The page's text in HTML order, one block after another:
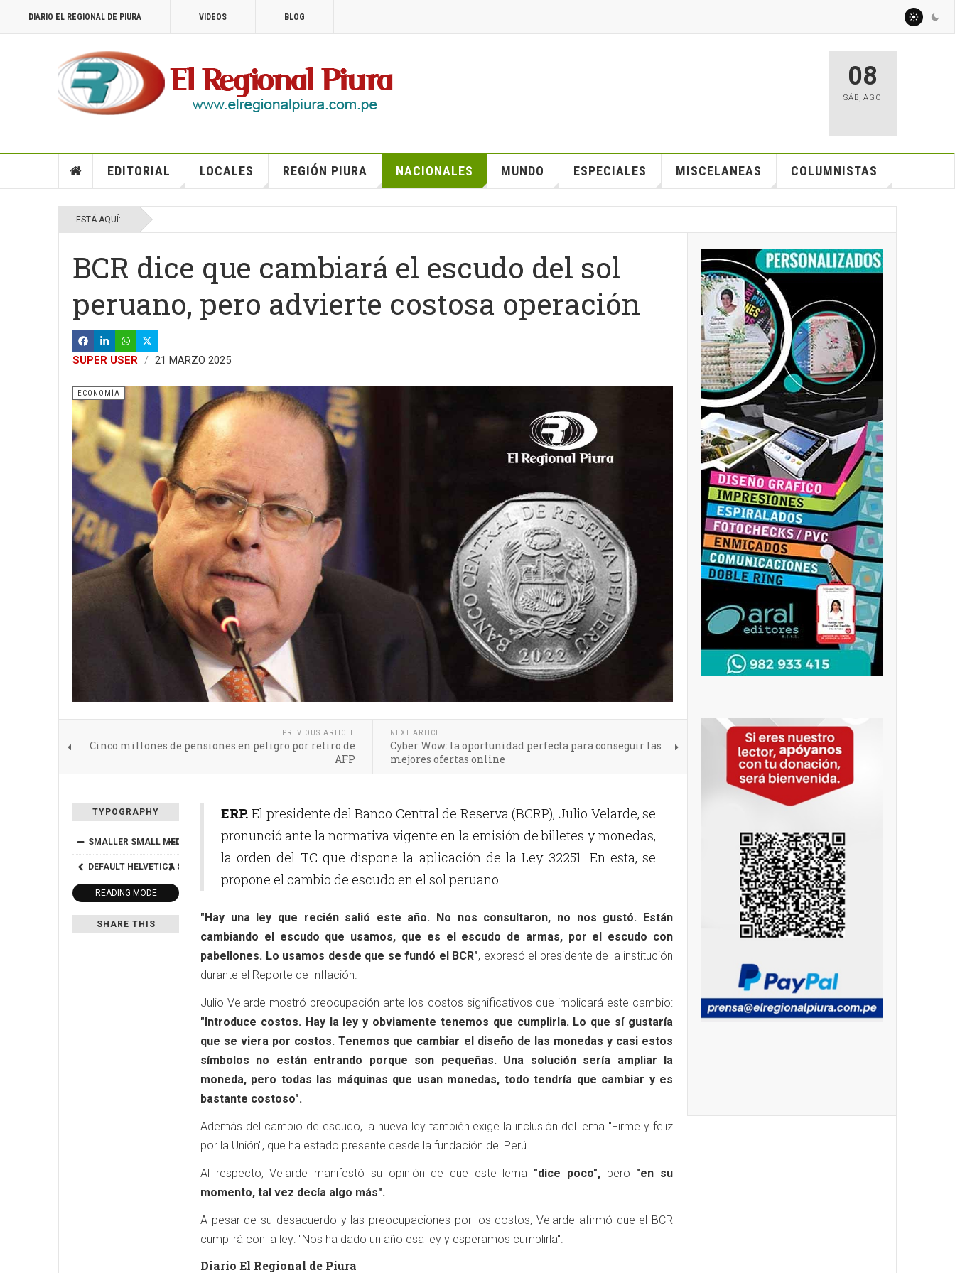
DIARIO EL REGIONAL DE PIURA VIDEOS BLOG
08
SÁB, AGO
EDITORIAL LOCALES REGIÓN PIURA NACIONALES MUNDO ESPECIALES MISCELANEAS COLUMNISTAS
ESTÁ AQUÍ:
BCR dice que cambiará el escudo del sol
peruano, pero advierte costosa operación
SUPER USER 21 MARZO 2025
ECONOMÍA
PREVIOUS ARTICLE
Cinco millones de pensiones en peligro por retiro de
AFP
NEXT ARTICLE
Cyber Wow: la oportunidad perfecta para conseguir las
mejores ofertas online
TYPOGRAPHY
SMALLER SMALL MEDIUM BIGGER
DEFAULT HELVETICA SEGOE
READING MODE
SHARE THIS
ERP. El presidente del Banco Central de Reserva (BCRP), Julio Velarde, se
pronunció ante la normativa vigente en la emisión de billetes y monedas,
la orden del TC que dispone la aplicación de la Ley 32251. En esta, se
propone el cambio de escudo en el sol peruano.
"Hay una ley que recién salió este año. No nos consultaron, no nos gustó. Están
cambiando el escudo que usamos, que es el escudo de armas, por el escudo con
pabellones. Lo usamos desde que se fundó el BCR", expresó el presidente de la institución
durante el Reporte de Inflación.
Julio Velarde mostró preocupación ante los costos significativos que implicará este cambio:
"Introduce costos. Hay la ley y obviamente tenemos que cumplirla. Lo que sí gustaría
que se viera por costos. Tenemos que cambiar el diseño de las monedas y casi estos
símbolos no están entrando porque son pequeñas. Una solución sería ampliar la
moneda, pero todas las máquinas que usan monedas, todo tendría que cambiar y es
bastante costoso".
Además del cambio de escudo, la nueva ley también exige la inclusión del lema "Firme y feliz
por la Unión", que ha estado presente desde la fundación del Perú.
Al respecto, Velarde manifestó su opinión de que este lema "dice poco",pero "en su
momento, tal vez decía algo más".
A pesar de su desacuerdo y las preocupaciones por los costos, Velarde afirmó que el BCR
cumplirá con la ley: "Nos ha dado un año esa ley y esperamos cumplirla".
Diario El Regional de Piura